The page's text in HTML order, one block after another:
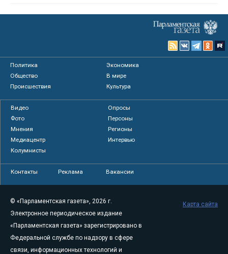
Политика
Экономика
Общество
В мире
Происшествия
Культура
Видео
Опросы
Фото
Персоны
Мнения
Регионы
Медиацентр
Интервью
Колумнисты
Контакты Реклама Вакансии
© «Парламентская газета», 2026 г.
Электронное периодическое издание
«Парламентская газета» зарегистрировано в
Федеральной службе по надзору в сфере
связи, информационных технологий и
Карта сайта